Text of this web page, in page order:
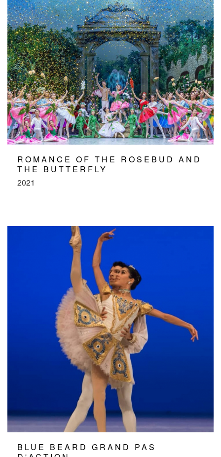
ROMANCE OF THE ROSEBUD AND
THE BUTTERFLY
2021
BLUE BEARD GRAND PAS